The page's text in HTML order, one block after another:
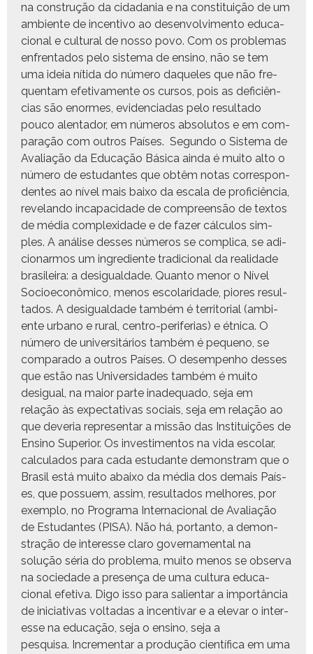
na con­strução da cidada­nia e na con­sti­tu­ição de um
ambi­ente de incen­ti­vo ao desen­volvi­men­to edu­ca­
cional e cul­tur­al de nos­so povo. Com os prob­le­mas
enfrenta­dos pelo sis­tema de ensi­no, não se tem
uma ideia níti­da do número daque­les que não fre­
quen­tam efe­ti­va­mente os cur­sos, pois as defi­ciên­
cias são enormes, evi­den­ci­adas pelo resul­ta­do
pouco alen­ta­dor, em números abso­lu­tos e em com­
para­ção com out­ros País­es. Segun­do o Sis­tema de
Avali­ação da Edu­cação Bási­ca ain­da é muito alto o
número de estu­dantes que obtêm notas cor­re­spon­
dentes ao nív­el mais baixo da escala de profi­ciên­cia,
rev­e­lando inca­paci­dade de com­preen­são de tex­tos
de média com­plex­i­dade e de faz­er cál­cu­los sim­
ples. A análise dess­es números se com­pli­ca, se adi­
cion­ar­mos um ingre­di­ente tradi­cional da real­i­dade
brasileira: a desigual­dade. Quan­to menor o Nív­el
Socioe­conômi­co, menos esco­lar­i­dade, piores resul­
ta­dos. A desigual­dade tam­bém é ter­ri­to­r­i­al (ambi­
ente urbano e rur­al, cen­tro-per­ife­rias) e étni­ca. O
número de uni­ver­sitários tam­bém é pequeno, se
com­para­do a out­ros País­es. O desem­pen­ho dess­es
que estão nas Uni­ver­si­dades tam­bém é muito
desigual, na maior parte inad­e­qua­do, seja em
relação às expec­ta­ti­vas soci­ais, seja em relação ao
que dev­e­ria rep­re­sen­tar a mis­são das Insti­tu­ições de
Ensi­no Supe­ri­or. Os inves­ti­men­tos na vida esco­lar,
cal­cu­la­dos para cada estu­dante demon­stram que o
Brasil está muito abaixo da média dos demais País­
es, que pos­suem, assim, resul­ta­dos mel­hores, por
exem­p­lo, no Pro­gra­ma Inter­na­cional de Avali­ação
de Estu­dantes (PISA). Não há, por­tan­to, a demon­
stração de inter­esse claro gov­er­na­men­tal na
solução séria do prob­le­ma, muito menos se obser­va
na sociedade a pre­sença de uma cul­tura edu­ca­
cional efe­ti­va. Digo isso para salien­tar a importân­cia
de ini­cia­ti­vas voltadas a incen­ti­var e a ele­var o inter­
esse na edu­cação, seja o ensi­no, seja a
pesquisa. Incre­men­tar a pro­dução cien­tí­fi­ca em uma